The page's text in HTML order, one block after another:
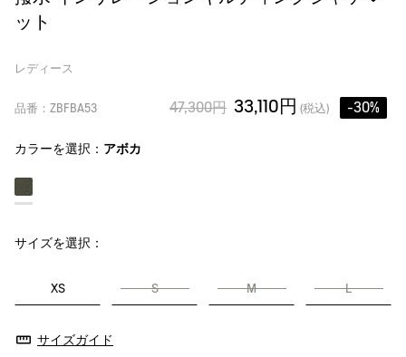
ット
レディース
品番：ZBFBA53 47,300円 33,110円 (税込) -30%
カラーを選択： アボカ
サイズを選択：
XS S M L
サイズガイド